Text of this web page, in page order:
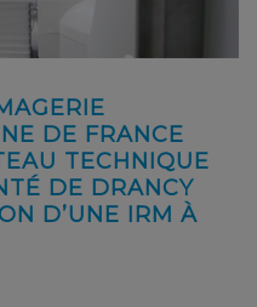
DE FRANCE
TECHNIQUE
DE DRANCY
D’UNE IRM À